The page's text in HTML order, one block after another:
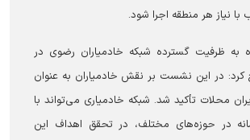
با نیاز هر منطقه اجرا شود.
به ظرفیت گسترده شبکه خادمیاران رضوی در
کرد: در این نشست بر نقش خادمیاران به عنوان
محلات تأکید شد. شبکه خادمیاری می‌تواند با
در حوزه‌های مختلف، در تحقق اهداف این